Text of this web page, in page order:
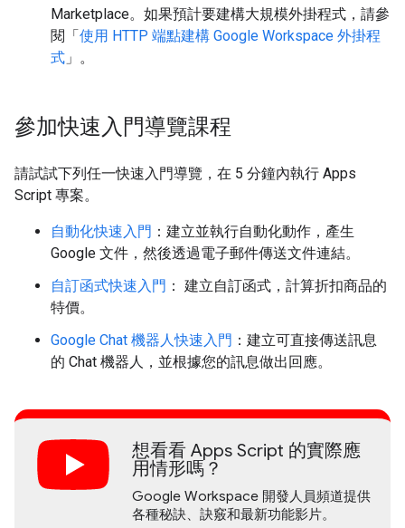
Marketplace。如果預計要建構大規模外掛程式，請參
閱「使用 HTTP 端點建構 Google Workspace 外掛程
式 」。
參加快速入門導覽課程
請試試下列任一快速入門導覽，在 5 分鐘內執行 Apps
Script 專案。
自動化快速入門 ：建立並執行自動化動作，產生
Google 文件，然後透過電子郵件傳送文件連結。
自訂函式快速入門 ： 建立自訂函式，計算折扣商品的
特價。
Google Chat 機器人快速入門 ：建立可直接傳送訊息
的 Chat 機器人，並根據您的訊息做出回應。
想看看 Apps Script 的實際應
用情形嗎？
Google Workspace 開發人員頻道提供
各種秘訣、訣竅和最新功能影片。